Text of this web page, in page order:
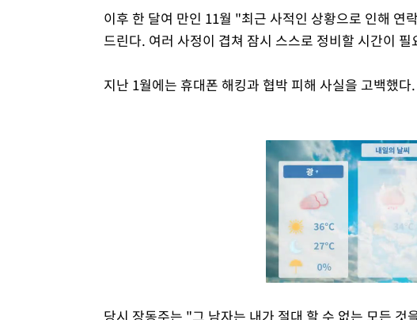
이후 한 달여 만인 11월 "최근 사적인 상황으로 인해 연
드린다. 여러 사정이 겹쳐 잠시 스스로 정비할 시간이
지난 1월에는 휴대폰 해킹과 협박 피해 사실을 고백했다.
당시 장동주는 "그 남자는 내가 절대 할 수 없는 모든 것